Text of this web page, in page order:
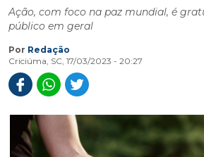
Ação, com foco na paz mundial, é
público em geral
Por Redação
Criciúma, SC, 17/03/2023 - 20:27